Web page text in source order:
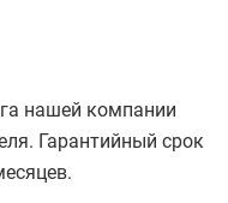
нашей компании
Гарантийный срок